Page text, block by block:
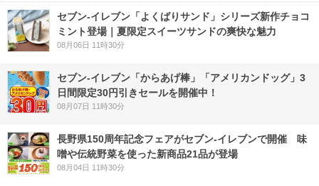
セブン‐イレブン「よくばりサンド」シリーズ新作チョコ
ミント登場｜夏限定スイーツサンドの爽快な魅力
08月06日 11時30分
セブン‐イレブン「からあげ棒」「アメリカンドッグ」3
日間限定30円引きセールを開催中！
08月07日 11時30分
長野県150周年記念フェアがセブン-イレブンで開催 味
噌や伝統野菜を使った新商品21品が登場
08月04日 11時30分